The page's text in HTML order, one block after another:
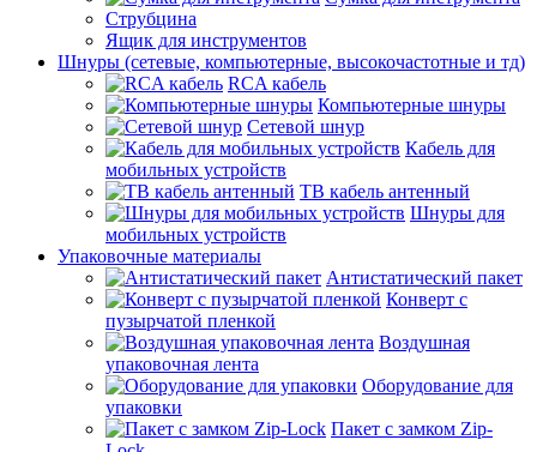
Струбцина
Ящик для инструментов
Шнуры (сетевые, компьютерные, высокочастотные и тд)
RCA кабель
Компьютерные шнуры
Сетевой шнур
Кабель для
мобильных устройств
ТВ кабель антенный
Шнуры для
мобильных устройств
Упаковочные материалы
Антистатический пакет
Конверт с
пузырчатой пленкой
Воздушная
упаковочная лента
Оборудование для
упаковки
Пакет с замком Zip-